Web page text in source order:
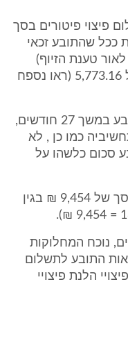
פיצוי פיטורים בסך
ככל שהתובע זכאי
טענת הזיוף)
עומדים פיצוי הפיטורים על סך של 5,773.16 (ראו נספח
22. בשים לב לתקופת עבודת התובע במשך 27 חודשים,
כמו כן , לא
סכום כלשהו על
לפיכך על הנתבעת לשלם לתובע סך של 9,454 ₪ בגין
נוכח המחלוקות
התובע לתשלום
הלנת פיצויי